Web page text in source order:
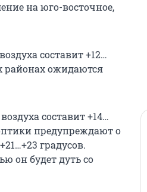
на юго-восточное,
составит +12…
районах ожидаются
составит +14…
предупреждают о
градусов.
он будет дуть со